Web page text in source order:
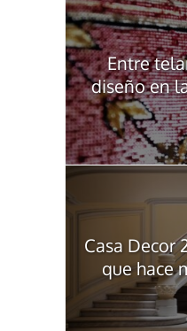
Entre
diseño en
Casa Decor
que hace